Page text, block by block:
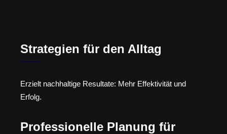
Strategien für den Alltag
Erzielt nachhaltige Resultate: Mehr Effektivität und
Erfolg.
Professionelle Planung für